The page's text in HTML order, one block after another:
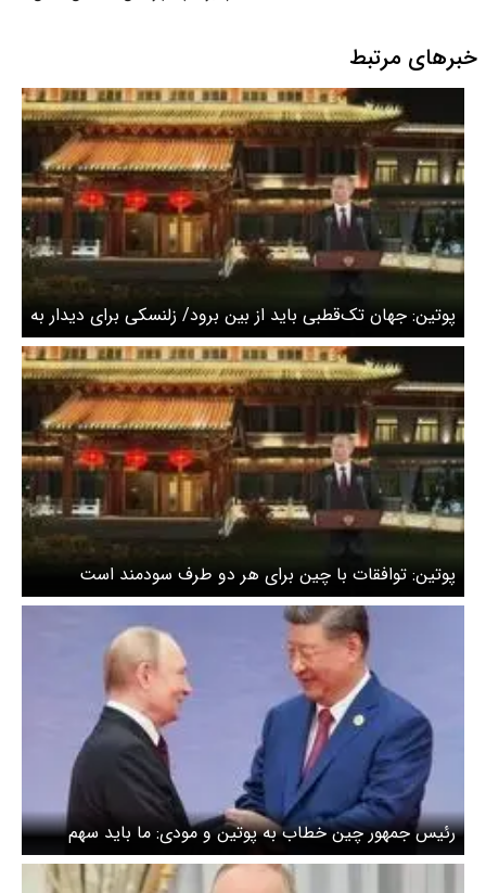
خبرهای مرتبط
پوتین‌: جهان تک‌قطبی باید از بین برود/ زلنسکی برای دیدار به
مسکو سفر کند
پوتین: توافقات با چین برای هر دو طرف سودمند است
رئیس جمهور چین خطاب به پوتین و مودی: ما باید سهم
همکاری را بزرگتر کنیم